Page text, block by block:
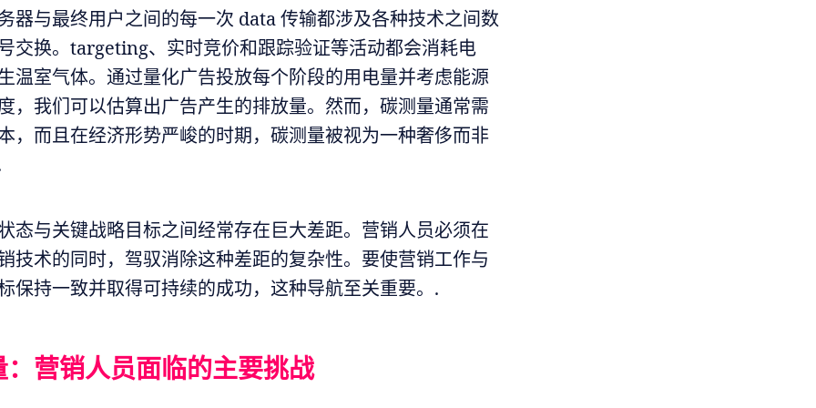
器与最终用户之间的每一次 data 传输都涉及各种技术之间数
交换。targeting、实时竞价和跟踪验证等活动都会消耗电
温室气体。通过量化广告投放每个阶段的用电量并考虑能源
，我们可以估算出广告产生的排放量。然而，碳测量通常需
，而且在经济形势严峻的时期，碳测量被视为一种奢侈而非
态与关键战略目标之间经常存在巨大差距。营销人员必须在
技术的同时，驾驭消除这种差距的复杂性。要使营销工作与
保持一致并取得可持续的成功，这种导航至关重要。.
：营销人员面临的主要挑战